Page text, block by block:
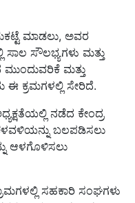
ಮಾಡಲು, ಅವರ
ಸಾಲ ಸೌಲಭ್ಯಗಳು ಮತ್ತು
ಮತ್ತು
ಈ ಕ್ರಮಗಳಲ್ಲಿ ಸೇರಿದೆ.
ನಡೆದ ಕೇಂದ್ರ
ಬಲಪಡಿಸಲು
ಆಳಗೊಳಿಸಲು
ಸಹಕಾರಿ ಸಂಘಗಳು